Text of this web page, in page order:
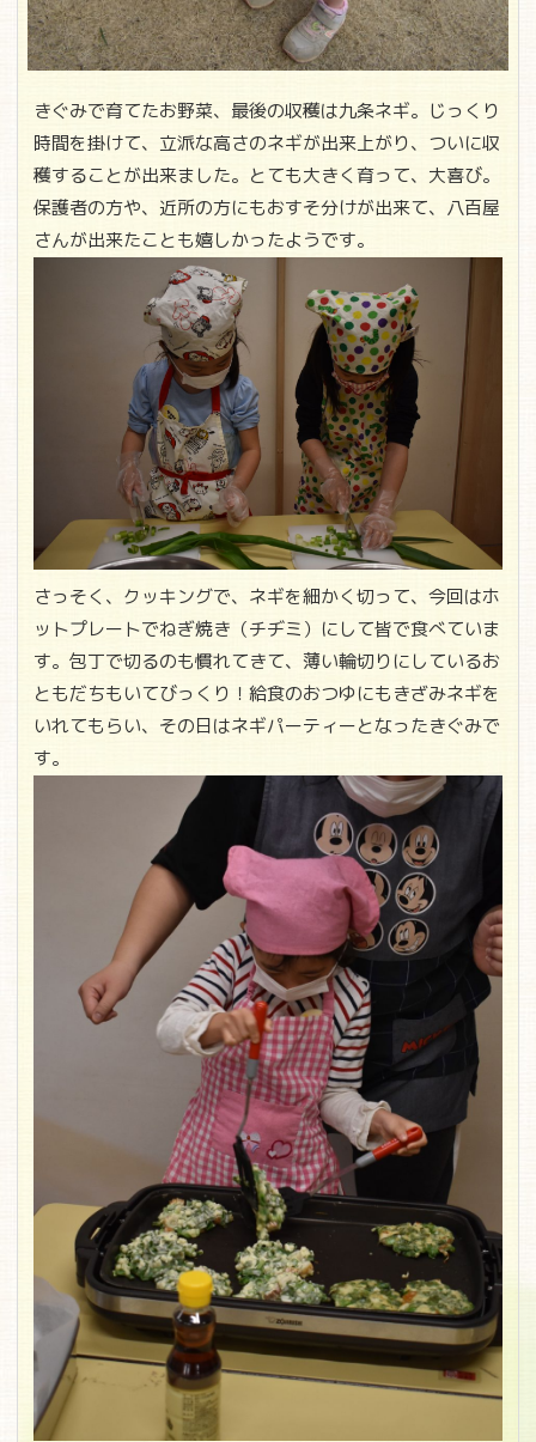
きぐみで育てたお野菜、最後の収穫は九条ネギ。じっくり
時間を掛けて、立派な高さのネギが出来上がり、ついに収
穫することが出来ました。とても大きく育って、大喜び。
保護者の方や、近所の方にもおすそ分けが出来て、八百屋
さんが出来たことも嬉しかったようです。
さっそく、クッキングで、ネギを細かく切って、今回はホ
ットプレートでねぎ焼き（チヂミ）にして皆で食べていま
す。包丁で切るのも慣れてきて、薄い輪切りにしているお
ともだちもいてびっくり！給食のおつゆにもきざみネギを
いれてもらい、その日はネギパーティーとなったきぐみで
す。